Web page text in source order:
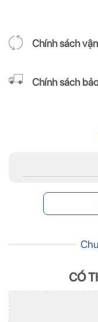
Chính sách
Chính sách
CÓ